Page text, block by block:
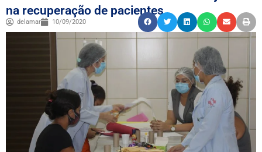
na recuperação de pacientes
delamar 10/09/2020